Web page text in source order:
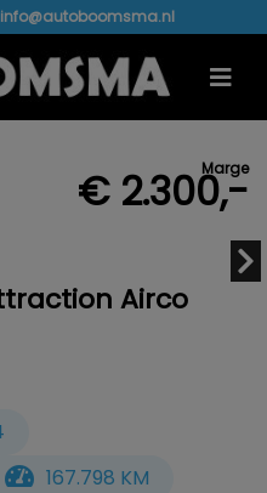
info@autoboomsma.nl
Marge
€ 2.300,-
Airco
167.798 KM